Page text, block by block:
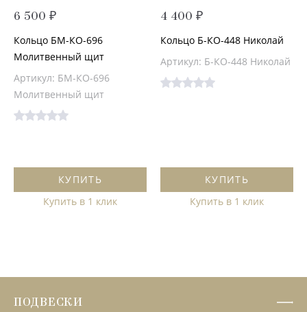
6 500 ₽
Кольцо БМ-КО-696
Молитвенный щит
Артикул: БМ-КО-696
Молитвенный щит
КУПИТЬ
Купить в 1 клик
4 400 ₽
Кольцо Б-КО-448 Николай
Артикул: Б-КО-448 Николай
КУПИТЬ
Купить в 1 клик
ПОДВЕСКИ